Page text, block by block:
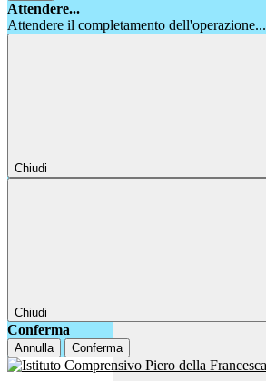
Attendere...
Attendere il completamento dell'operazione...
Chiudi
Chiudi
Conferma
Annulla Conferma